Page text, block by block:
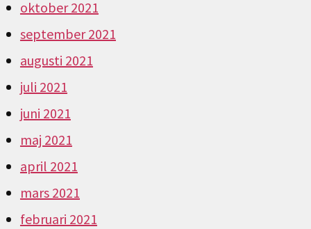
oktober 2021
september 2021
augusti 2021
juli 2021
juni 2021
maj 2021
april 2021
mars 2021
februari 2021